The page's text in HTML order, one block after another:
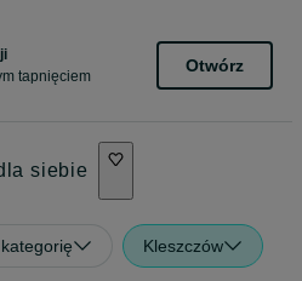
tapnięciem
Otwórz
siebie
Kleszczów